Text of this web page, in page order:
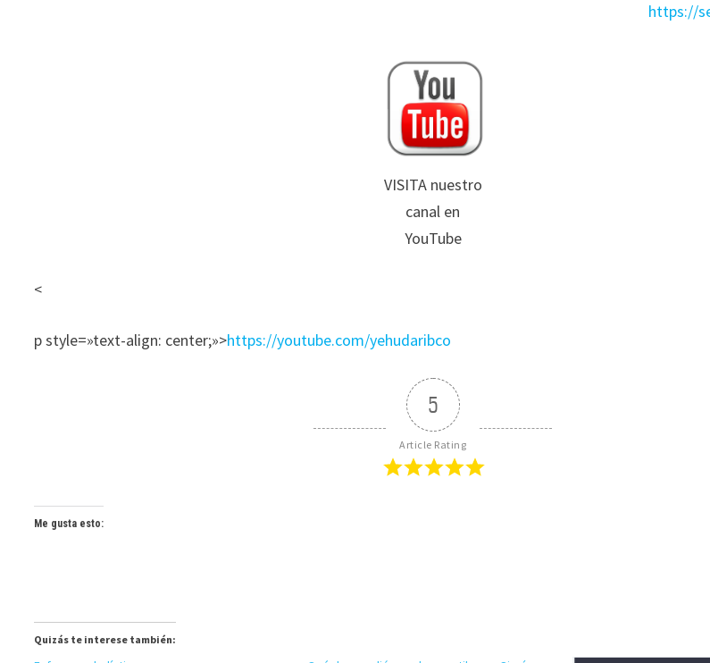
https://
VISITA nuestro
canal en
YouTube
<
p style=»text-align: center;»>https://youtube.com/yehudaribco
5
Article Rating
Me gusta esto:
Quizás te interese también: